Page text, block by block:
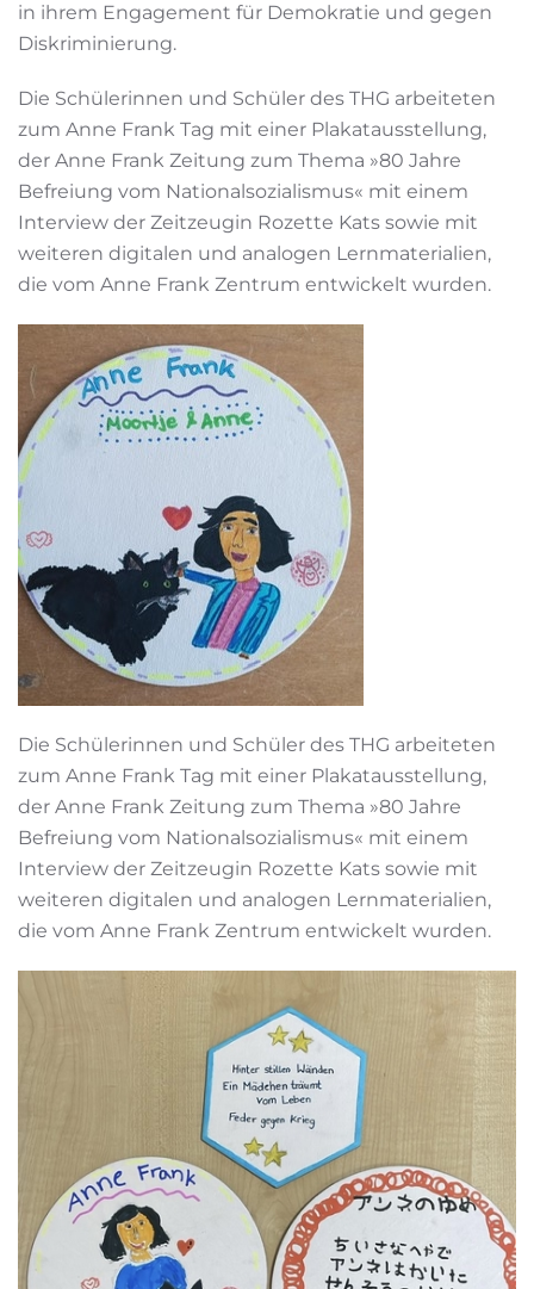
in ihrem Engagement für Demokratie und gegen
Diskriminierung.
Die Schülerinnen und Schüler des THG arbeiteten
zum Anne Frank Tag mit einer Plakatausstellung,
der Anne Frank Zeitung zum Thema »80 Jahre
Befreiung vom Nationalsozialismus« mit einem
Interview der Zeitzeugin Rozette Kats sowie mit
weiteren digitalen und analogen Lernmaterialien,
die vom Anne Frank Zentrum entwickelt wurden.
Die Schülerinnen und Schüler des THG arbeiteten
zum Anne Frank Tag mit einer Plakatausstellung,
der Anne Frank Zeitung zum Thema »80 Jahre
Befreiung vom Nationalsozialismus« mit einem
Interview der Zeitzeugin Rozette Kats sowie mit
weiteren digitalen und analogen Lernmaterialien,
die vom Anne Frank Zentrum entwickelt wurden.